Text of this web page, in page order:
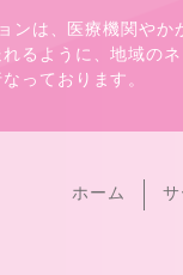
ンは、医療機関や
るように、地域の
っております。
ホーム